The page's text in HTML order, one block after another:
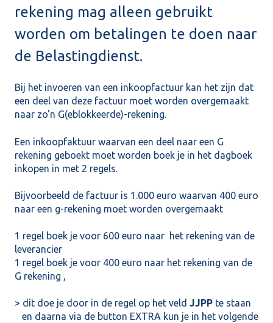
rekening mag alleen gebruikt
worden om betalingen te doen naar
de Belastingdienst.
Bij het invoeren van een inkoopfactuur kan het zijn dat
een deel van deze factuur moet worden overgemaakt
naar zo'n G(eblokkeerde)-rekening.
Een inkoopfaktuur waarvan een deel naar een G
rekening geboekt moet worden boek je in het dagboek
inkopen in met 2 regels.
Bijvoorbeeld de factuur is 1.000 euro waarvan 400 euro
naar een g-rekening moet worden overgemaakt
1 regel boek je voor 600 euro naar het rekening van de
leverancier
1 regel boek je voor 400 euro naar het rekening van de
G rekening ,
> dit doe je door in de regel op het veld JJPP te staan
en daarna via de button EXTRA kun je in het volgende